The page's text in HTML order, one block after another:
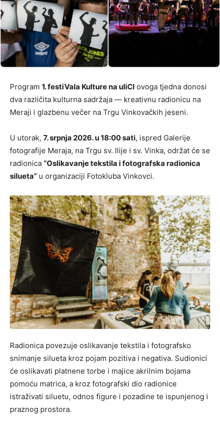
Program 1. festiVala Kulture na uliCI ovoga tjedna donosi
dva različita kulturna sadržaja — kreativnu radionicu na
Meraji i glazbenu večer na Trgu Vinkovačkih jeseni.
U utorak, 7. srpnja 2026. u 18:00 sati, ispred Galerije
fotografije Meraja, na Trgu sv. Ilije i sv. Vinka, održat će se
radionica “Oslikavanje tekstila i fotografska radionica
silueta” u organizaciji Fotokluba Vinkovci.
Radionica povezuje oslikavanje tekstila i fotografsko
snimanje silueta kroz pojam pozitiva i negativa. Sudionici
će oslikavati platnene torbe i majice akrilnim bojama
pomoću matrica, a kroz fotografski dio radionice
istraživati siluetu, odnos figure i pozadine te ispunjenog i
praznog prostora.